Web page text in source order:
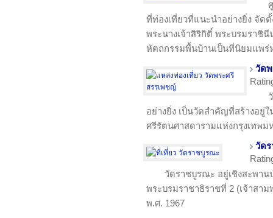
ที่ท่องเที่ยวที่แนะนำอย่างยิ่ง จัด
พระนางเจ้าสิริกิติ์ พระบรมรา
หัตถกรรมพื้นบ้านเป็นที่นิยมแพร่
วัด
อย่างยิ่ง เป็นวัดสำคัญที่สร้างอยู่
ศรีรัตนศาสดารามแห่งกรุงเทพ
วัด
วัดราชบูรณะ อยู่เชิงสะพา
พระบรมราชาธิราชที่ 2 (เจ้าสาม
พ.ศ. 1967